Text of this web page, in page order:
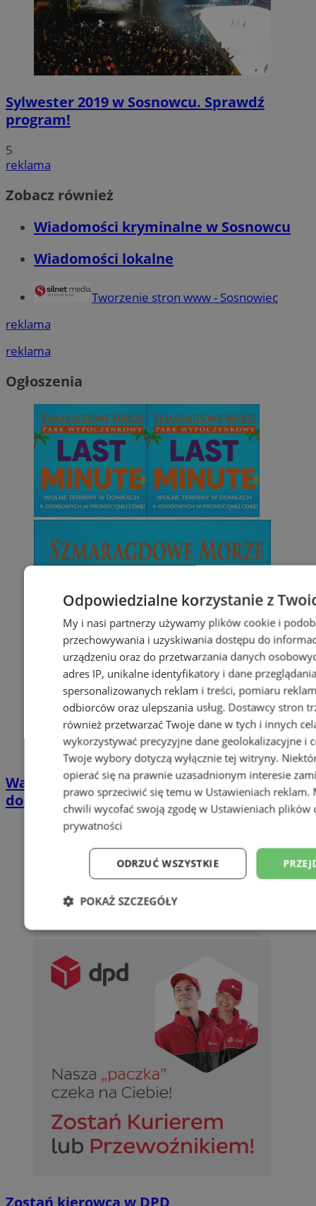
Sylwester 2019 w Sosnowcu. Sprawdź
program!
5
reklama
Zobacz również
Wiadomości kryminalne w Sosnowcu
Wiadomości lokalne
Tworzenie stron www - Sosnowiec
reklama
reklama
Ogłoszenia
Wakacyjny wypoczynek nad Bałtykiem w
domkach Szmaragdowe Morze
Zostań kierowcą w DPD
Odpowiedzialne korzystanie z
My i nasi partnerzy używamy plików cookie i
przechowywania i uzyskiwania dostępu do
urządzeniu oraz do przetwarzania danych
adres IP, unikalne identyfikatory i dane
spersonalizowanych reklam i treści, pomiaru
odbiorców oraz ulepszania usług. Dostawcy stron
również przetwarzać Twoje dane w tych i innych
wykorzystywać precyzyjne dane geolokalizacyjne i
Twoje wybory dotyczą wyłącznie tej witryny.
opierać się na prawnie uzasadnionym interesie
prawo sprzeciwić się temu w Ustawieniach reklam.
chwili wycofać swoją zgodę w Ustawieniach plików
prywatności
ODRZUĆ WSZYSTKIE
POKAŻ SZCZEGÓŁY
Niezbędne Wydajność
Niesklasyfikowane
Niezbędne Wydajność
Niezbędne pliki cookie umożliwiają korzystanie z podstawowych
takich jak logowanie użytkownika i zarządzanie kontem. Bez
Provider /